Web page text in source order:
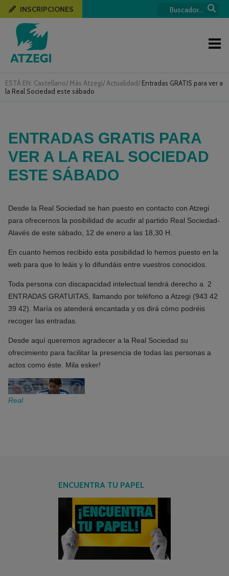
ESTÁ EN: Castellano/ Más Atzegi/ Actualidad/ Entradas GRATIS para ver a
la Real Sociedad este sábado
INSCRIPCIONES
ENTRADAS GRATIS PARA
VER A LA REAL SOCIEDAD
ESTE SÁBADO
Desde la Real Sociedad se han puesto en contacto con Atzegi
para ofrecernos la posibilidad de acudir al partido Real Sociedad-
Alavés de este sábado, 12 de enero a las 18,30 H.
En cuanto hemos recibido esta posibilidad lo hemos puesto en la
web para que lo leáis y lo difundáis entre vuestros conocidos.
Toda persona con discapacidad intelectual tendrá derecho a 2
ENTRADAS GRATUITAS, llamando por teléfono a Atzegi (943 42
39 42). María os atenderá encantada y os dirá cómo podréis
recoger las entradas.
Desde aquí queremos agradecer a la Real Sociedad su
ofrecimiento para facilitar la presencia de todas las personas a
actos como éste. Mila esker!
Real
ENCUENTRA TU PAPEL